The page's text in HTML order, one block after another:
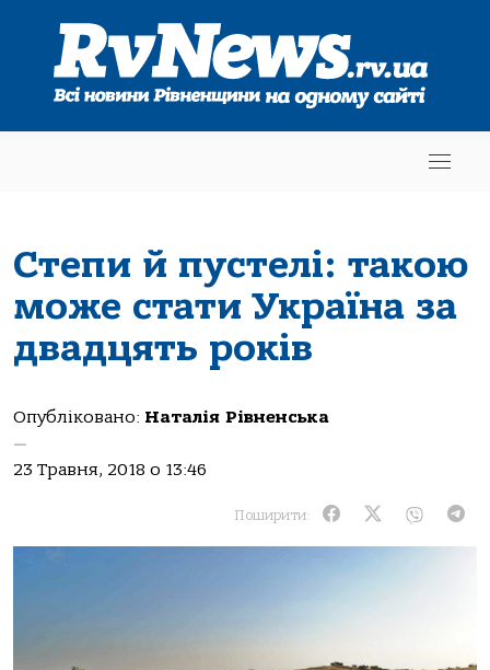
Степи й пустелі: такою
може стати Україна за
двадцять років
Опубліковано: Наталія Рівненська
—
23 Травня, 2018 о 13:46
Поширити: